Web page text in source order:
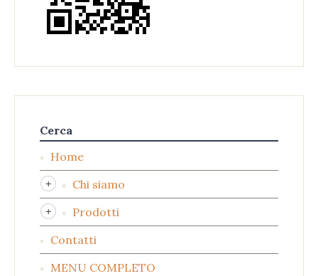
Cerca
Home
Chi siamo
Prodotti
Contatti
MENU COMPLETO